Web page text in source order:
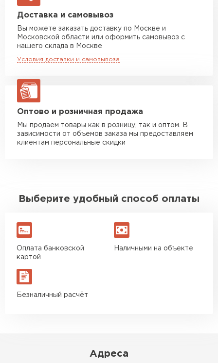
Манипулятор до 5 тн
Манипулятор до 10 тн
макс. длина груза 8 м
макс. длина груза 13,5 м
ЗАКАЗАТЬ С ДОСТАВКОЙ
Доставка и самовывоз
Вы можете заказать доставку по Москве и
Московской области или оформить самовывоз с
нашего склада в Москве
Условия доставки и самовывоза
Оптово и розничная продажа
Мы продаем товары как в розницу, так и оптом. В
зависимости от объемов заказа мы предоставляем
клиентам персональные скидки
Выберите удобный способ оплаты
Оплата банковской
картой
Наличными на объекте
Безналичный расчёт
Адреса